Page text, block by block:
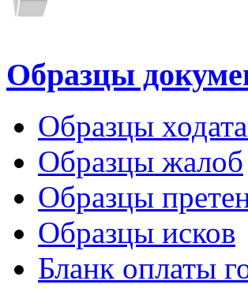
Образцы
Образцы
Образцы жалоб
Образцы
Образцы исков
Бланк оплаты